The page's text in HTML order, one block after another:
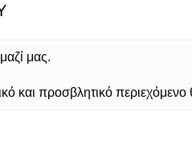
μας.
και προσβλητικό περιεχόμενο